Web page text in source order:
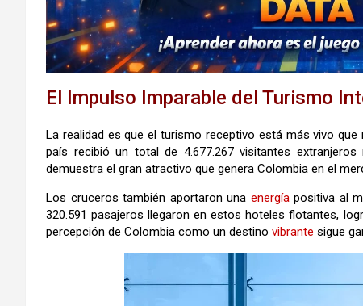
El Impulso Imparable del Turismo
La realidad es que el turismo receptivo está más vivo
país recibió un total de 4.677.267 visitantes
demuestra el gran atractivo que genera Colombia en el
Los cruceros también aportaron una energíapositiva al
320.591 pasajeros llegaron en estos hoteles flotantes,
percepción de Colombia como un destino vibrante sigue